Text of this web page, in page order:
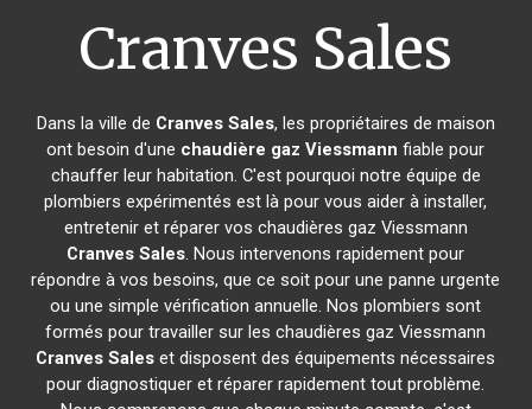
Cranves Sales
Dans la ville de Cranves Sales, les propriétaires de maison
ont besoin d'une chaudière gaz Viessmann fiable pour
chauffer leur habitation. C'est pourquoi notre équipe de
plombiers expérimentés est là pour vous aider à installer,
entretenir et réparer vos chaudières gaz Viessmann
Cranves Sales. Nous intervenons rapidement pour
répondre à vos besoins, que ce soit pour une panne urgente
ou une simple vérification annuelle. Nos plombiers sont
formés pour travailler sur les chaudières gaz Viessmann
Cranves Sales et disposent des équipements nécessaires
pour diagnostiquer et réparer rapidement tout problème.